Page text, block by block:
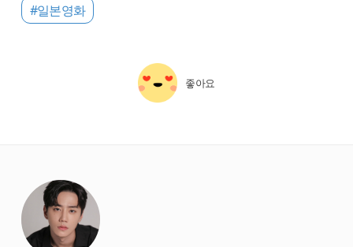
#일본영화
좋아요